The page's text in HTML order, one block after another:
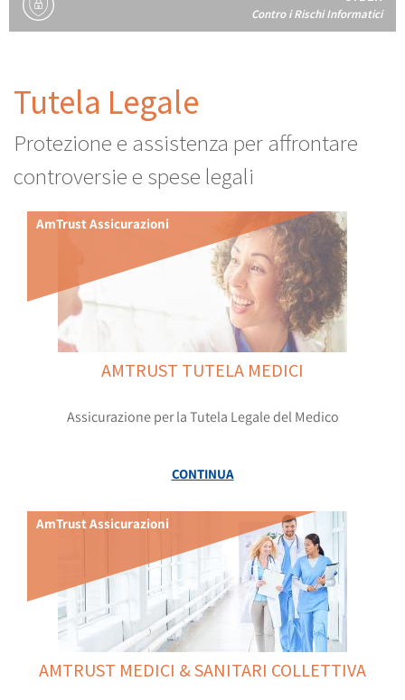
Contro i Rischi Informatici
Tutela Legale
Protezione e assistenza per affrontare
controversie e spese legali
AmTrust Assicurazioni
AMTRUST TUTELA MEDICI
Assicurazione per la Tutela Legale del Medico
CONTINUA
AmTrust Assicurazioni
AMTRUST MEDICI & SANITARI COLLETTIVA